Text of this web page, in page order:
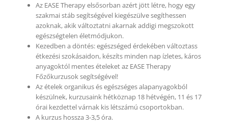
Az EASE Therapy elsősorban azért jött létre, hogy egy
szakmai stáb segítségével kiegészülve segíthessen
azoknak, akik változtatni akarnak addigi megszokott
egészségtelen életmódjukon.
Kezedben a döntés: egészséged érdekében változtass
étkezési szokásaidon, készíts minden nap ízletes, káros
anyagoktól mentes ételeket az EASE Therapy
Főzőkurzusok segítségével!
Az ételek organikus és egészséges alapanyagokból
készülnek, kurzusaink hétköznap 18 hétvégén, 11 és 17
órai kezdettel várnak kis létszámú csoportokban.
A kurzus hossza 3-3,5 óra.